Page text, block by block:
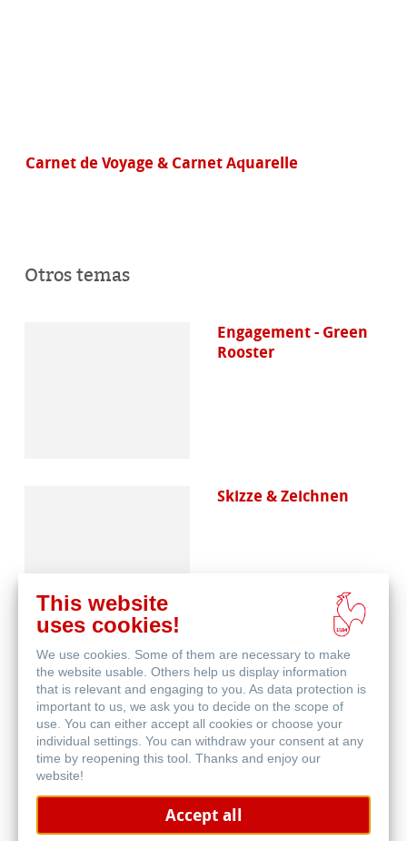
Carnet de Voyage & Carnet Aquarelle
Otros temas
Engagement - Green
Rooster
Skizze & Zeichnen
Aquarell
Blog
This website
uses cookies!
We use cookies. Some of them are necessary to make
the website usable. Others help us display information
that is relevant and engaging to you. As data protection is
important to us, we ask you to decide on the scope of
use. You can either accept all cookies or choose your
individual settings. You can withdraw your consent at any
time by reopening this tool. Thanks and enjoy our
website!
Accept all